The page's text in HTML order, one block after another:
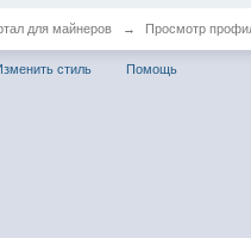
для майнеров → Просмотр
стиль Помощь